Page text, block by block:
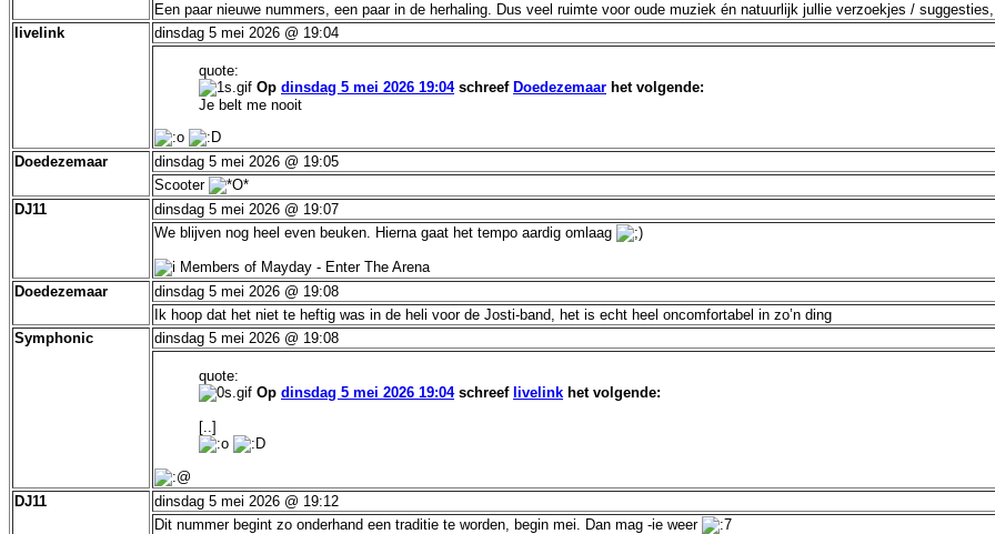
Een paar nieuwe nummers, een paar in de herhaling. Dus veel ruimte voor oude muziek én natuurlijk jullie verzoekjes /
livelink
dinsdag 5 mei 2026 @ 19:04
quote:
Op dinsdag 5 mei 2026 19:04schreef Doedezemaar het volgende:
Je belt me nooit
Doedezemaar
dinsdag 5 mei 2026 @ 19:05
Scooter
DJ11
dinsdag 5 mei 2026 @ 19:07
We blijven nog heel even beuken. Hierna gaat het tempo aardig omlaag
Members of Mayday - Enter The Arena
Doedezemaar
dinsdag 5 mei 2026 @ 19:08
Ik hoop dat het niet te heftig was in de heli voor de Josti-band, het is echt heel oncomfortabel in zo’n ding
Symphonic
dinsdag 5 mei 2026 @ 19:08
quote:
Op dinsdag 5 mei 2026 19:04schreef livelink het volgende:
[..]
DJ11
dinsdag 5 mei 2026 @ 19:12
Dit nummer begint zo onderhand een traditie te worden, begin mei. Dan mag -ie weer